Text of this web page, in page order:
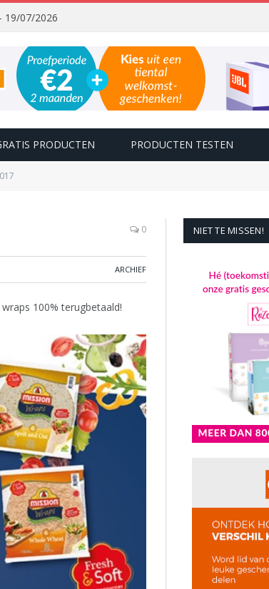
19/07/2026
PRODUCTEN PRODUCTEN TESTEN
0
ARCHIEF
100% terugbetaald!
NIET TE MISSEN!